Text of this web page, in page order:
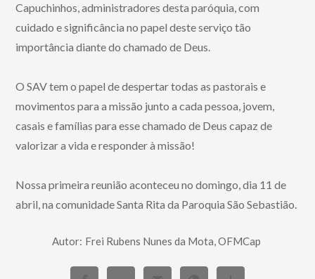
Capuchinhos, administradores desta paróquia, com
cuidado e significância no papel deste serviço tão
importância diante do chamado de Deus.
O SAV tem o papel de despertar todas as pastorais e
movimentos para a missão junto a cada pessoa, jovem,
casais e famílias para esse chamado de Deus capaz de
valorizar a vida e responder à missão!
Nossa primeira reunião aconteceu no domingo, dia 11 de
abril, na comunidade Santa Rita da Paroquia São Sebastião.
Autor: Frei Rubens Nunes da Mota, OFMCap